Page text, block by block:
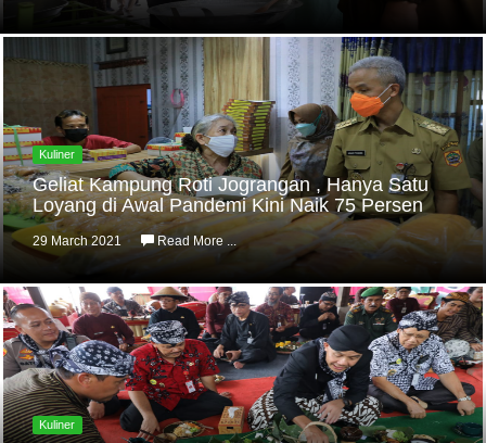
Kuliner
Geliat Kampung Roti Jograngan , Hanya Satu
Loyang di Awal Pandemi Kini Naik 75 Persen
29 March 2021 Read More ...
Kuliner